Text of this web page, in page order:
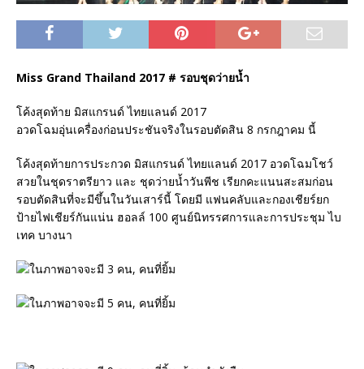
Miss Grand Thailand 2017 # รอบชุดว่ายน้ำ
โค้งสุดท้าย มิสแกรนด์ ไทยแลนด์ 2017
อวดโฉมอุ่นเครื่องก่อนประชันจริงในรอบตัดสิน 8 กรกฎาคม นี้
โค้งสุดท้ายการประกวด มิสแกรนด์ ไทยแลนด์ 2017 อวดโฉมโชว์
สวยในชุดราตรียาว และ ชุดว่ายน้ำวันพีช เรียกคะแนนสะสมก่อน
รอบตัดสินที่จะมีขึ้นในวันเสาร์นี้ โดยมี แฟนคลับและกองเชียร์ยก
ป้ายไฟเชียร์กันแน่น ฮอลล์ 100 ศูนย์นิทรรศการและการประชุม ไบ
เทค บางนา